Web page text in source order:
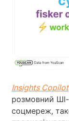
Insights Copilot
розмовний
соцмереж,